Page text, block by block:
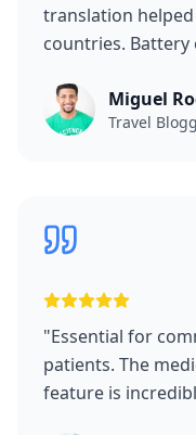
translation
countries.
Miguel
Travel
"Essential for
patients. The
feature is